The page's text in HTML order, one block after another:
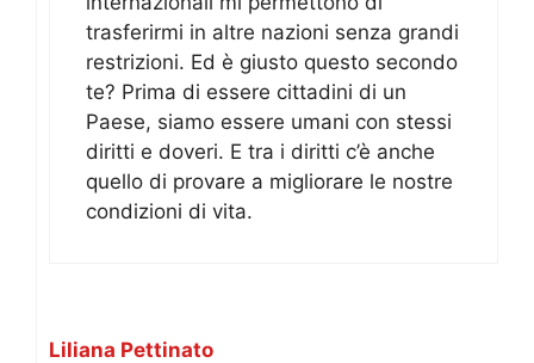
trasferirmi in altre nazioni senza grandi
restrizioni. Ed è giusto questo secondo
te? Prima di essere cittadini di un
Paese, siamo essere umani con stessi
diritti e doveri. E tra i diritti c’è anche
quello di provare a migliorare le nostre
condizioni di vita.
Liliana Pettinato